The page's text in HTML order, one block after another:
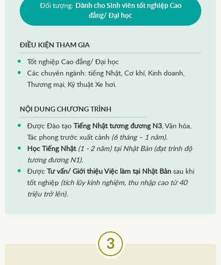
Đối tượng: Dành cho Sinh viên tốt nghiệp Cao
đẳng/ Đại học
ĐIỀU KIỆN THAM GIA
Tốt nghiệp Cao đẳng/ Đại học
Các chuyên ngành: tiếng Nhật, Cơ khí, Kinh doanh,
Thương mại, Kỹ thuật Xe hơi.
NỘI DUNG CHƯƠNG TRÌNH
Được Đào tạo Tiếng Nhật tương đương N3, Văn hóa,
Tác phong trước xuất cảnh (6 tháng – 1 năm).
Học Tiếng Nhật (1 - 2 năm) tại Nhật Bản (đạt trình độ
tương đương N1).
Được
Tư vấn/ Giới thiệu Việc làm tại Nhật Bản sau khi
tốt nghiệp (tích lũy kinh nghiệm, thu nhập cao từ 40
triệu trở lên).